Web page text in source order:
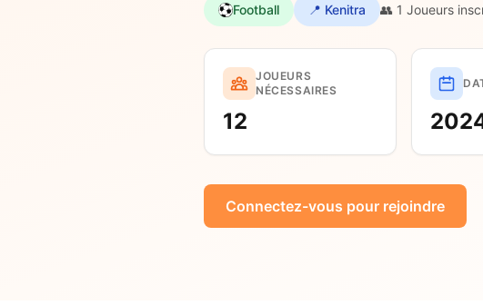
Football 📍 Kenitra 👥 1 Joueurs
JOUEURS
NÉCESSAIRES
12
Connectez-vous pour rejoindre